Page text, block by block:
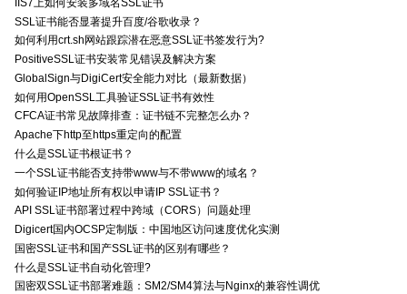
SSL证书能否显著提升百度/谷歌收录？
如何利用crt.sh网站跟踪潜在恶意SSL证书签发行为?
PositiveSSL证书安装常见错误及解决方案
GlobalSign与DigiCert安全能力对比（最新数据）
如何用OpenSSL工具验证SSL证书有效性
CFCA证书常见故障排查：证书链不完整怎么办？
Apache下http至https重定向的配置
什么是SSL证书根证书？
一个SSL证书能否支持带www与不带www的域名？
如何验证IP地址所有权以申请IP SSL证书？
API SSL证书部署过程中跨域（CORS）问题处理
Digicert国内OCSP定制版：中国地区访问速度优化实测
国密SSL证书和国产SSL证书的区别有哪些？
什么是SSL证书自动化管理?
国密双SSL证书部署难题：SM2/SM4算法与Nginx的兼容性调优